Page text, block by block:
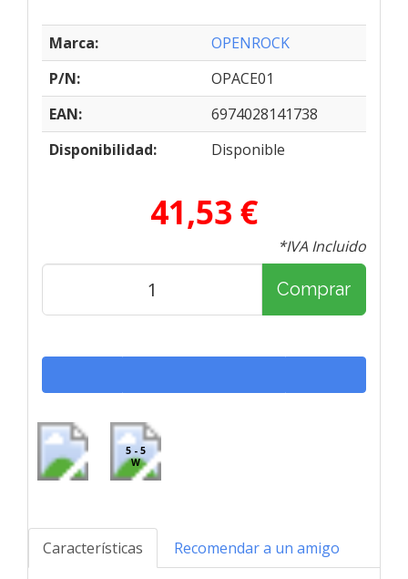
Marca:
OPENROCK
P/N:
OPACE01
EAN:
6974028141738
Disponibilidad:
Disponible
41,53 €
*IVA Incluido
Comprar
5 - 5
W
Características Recomendar a un amigo